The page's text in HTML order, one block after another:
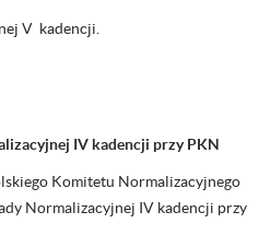
V kadencji.
IV kadencji przy PKN
Komitetu Normalizacyjnego
Normalizacyjnej IV kadencji przy